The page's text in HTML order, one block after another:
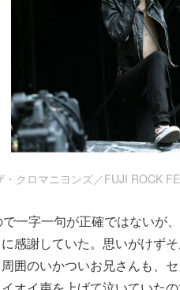
・クロマニヨンズ／FUJI ROCK
一字一句が正確ではないが
感謝していた。思いがけず
囲のいかついお兄さんも、